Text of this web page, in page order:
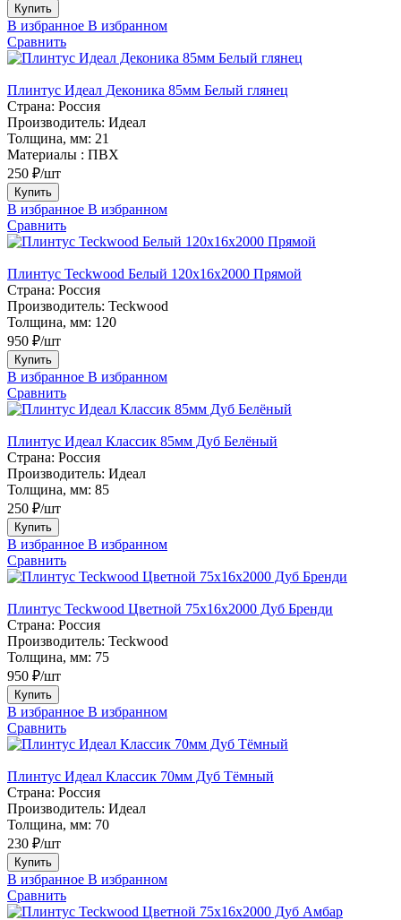
Купить
В избранное В избранном
Сравнить
Плинтус Идеал Деконика 85мм Белый глянец
Страна: Россия
Производитель: Идеал
Толщина, мм: 21
Материалы : ПВХ
250 ₽/шт
Купить
В избранное В избранном
Сравнить
Плинтус Teckwood Белый 120х16х2000 Прямой
Страна: Россия
Производитель: Teckwood
Толщина, мм: 120
950 ₽/шт
Купить
В избранное В избранном
Сравнить
Плинтус Идеал Классик 85мм Дуб Белёный
Страна: Россия
Производитель: Идеал
Толщина, мм: 85
250 ₽/шт
Купить
В избранное В избранном
Сравнить
Плинтус Teckwood Цветной 75х16х2000 Дуб Бренди
Страна: Россия
Производитель: Teckwood
Толщина, мм: 75
950 ₽/шт
Купить
В избранное В избранном
Сравнить
Плинтус Идеал Классик 70мм Дуб Тёмный
Страна: Россия
Производитель: Идеал
Толщина, мм: 70
230 ₽/шт
Купить
В избранное В избранном
Сравнить